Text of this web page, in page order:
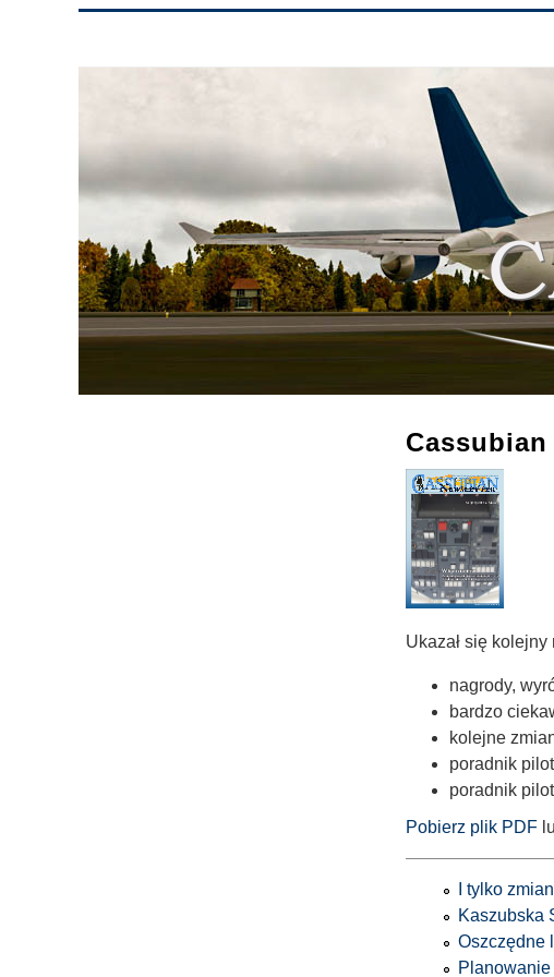
Cassubian
Ukazał się
nagrody,
bardzo
kolejne
poradnik
poradnik
Pobierz plik PDF
I tylko
Kaszubska
Oszczędne